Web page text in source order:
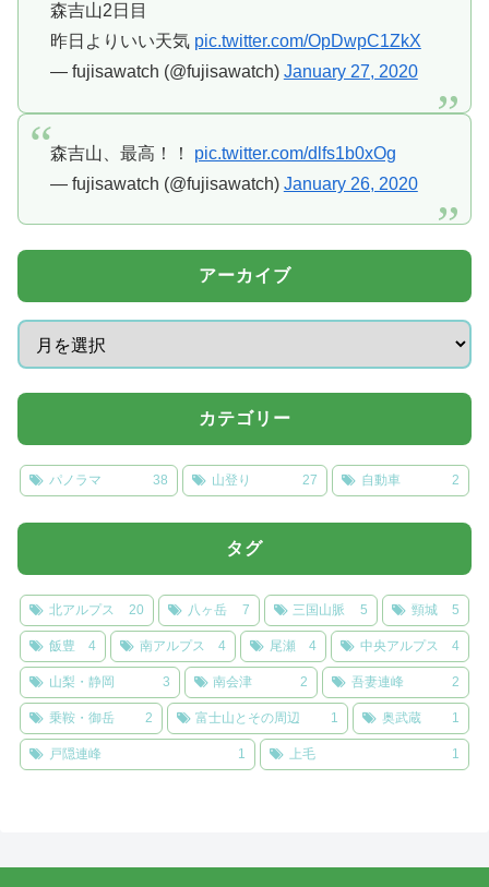
森吉山2日目
昨日よりいい天気 pic.twitter.com/OpDwpC1ZkX
— fujisawatch (@fujisawatch) January 27, 2020
森吉山、最高！！ pic.twitter.com/dlfs1b0xOg
— fujisawatch (@fujisawatch) January 26, 2020
アーカイブ
カテゴリー
パノラマ 38 山登り 27 自動車 2
タグ
北アルプス 20 八ヶ岳 7 三国山脈 5 頸城 5
飯豊 4 南アルプス 4 尾瀬 4 中央アルプス 4
山梨・静岡 3 南会津 2 吾妻連峰 2
乗鞍・御岳 2 富士山とその周辺 1 奥武蔵 1
戸隠連峰 1 上毛 1